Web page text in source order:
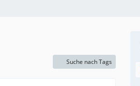
Suche nach Tags